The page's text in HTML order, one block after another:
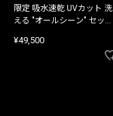
限定 吸水速乾 UVカット 洗
える "オールシーン" セット
¥49,500